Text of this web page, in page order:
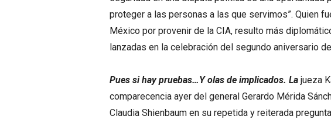
proteger a las personas a las que servimos”. Quien
México por provenir de la CIA, resulto más
lanzadas en la celebración del segundo aniversario
Pues si hay pruebas…Y olas de implicados. La jueza
comparecencia ayer del general Gerardo Mérida
Claudia Shienbaum en su repetida y reiterada